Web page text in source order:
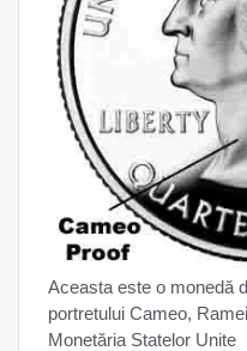
Aceasta este o monedă
portretului Cameo,
Monetăria Statelor Unite